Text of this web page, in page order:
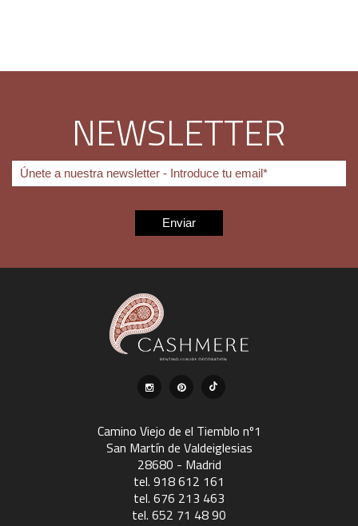
NEWSLETTER
Camino Viejo de el Tiemblo nº1
San Martín de Valdeiglesias
28680 - Madrid
tel. 918 612 161
tel. 676 213 463
tel. 652 71 48 90